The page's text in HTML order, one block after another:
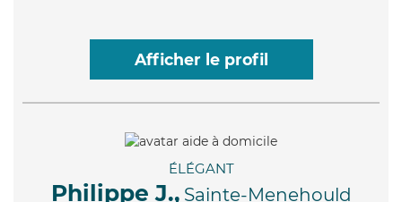
Afficher le profil
ÉLÉGANT
Philippe J., Sainte-Menehould